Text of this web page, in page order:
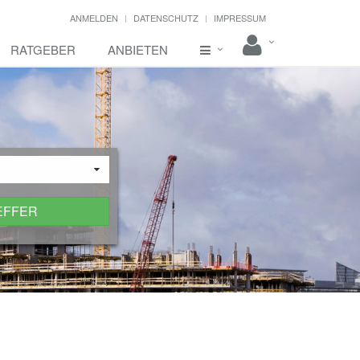
ANMELDEN DATENSCHUTZ IMPRESSUM
RATGEBER ANBIETEN